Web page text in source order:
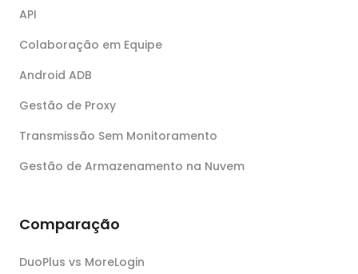
API
Colaboração em Equipe
Android ADB
Gestão de Proxy
Transmissão Sem Monitoramento
Gestão de Armazenamento na Nuvem
Comparação
DuoPlus vs MoreLogin